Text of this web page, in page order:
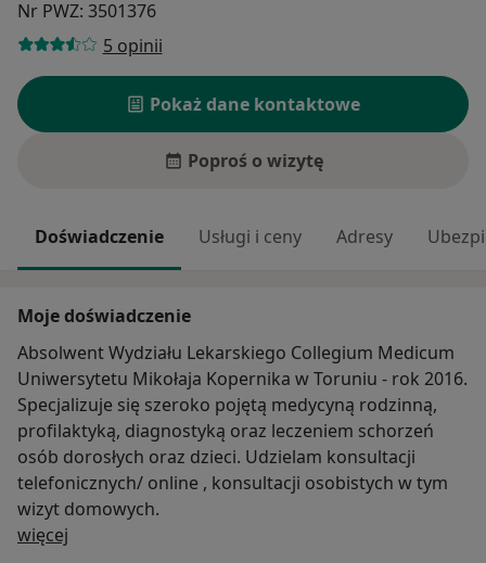
Nr PWZ: 3501376
5 opinii
Pokaż dane kontaktowe
Poproś o wizytę
Doświadczenie Usługi i ceny Adresy
Moje doświadczenie
Absolwent Wydziału Lekarskiego Collegium Medicum
Uniwersytetu Mikołaja Kopernika w Toruniu - rok 2016.
Specjalizuje się szeroko pojętą medycyną rodzinną,
profilaktyką, diagnostyką oraz leczeniem schorzeń
osób dorosłych oraz dzieci. Udzielam konsultacji
telefonicznych/ online , konsultacji osobistych w tym
wizyt domowych.
więcej